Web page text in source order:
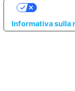
Informativa sulla